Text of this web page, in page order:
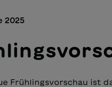
2025
Frühlingsvorschau ist